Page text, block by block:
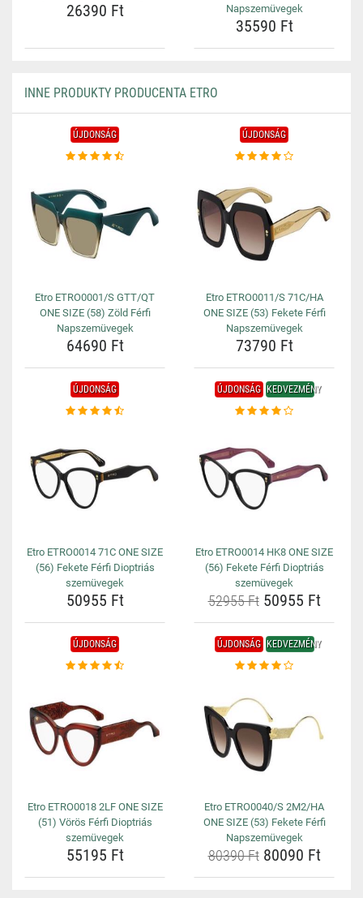
26390 Ft
Napszemüvegek
35590 Ft
INNE PRODUKTY PRODUCENTA ETRO
ÚJDONSÁG
Etro ETRO0001/S GTT/QT
ONE SIZE (58) Zöld Férfi
Napszemüvegek
64690 Ft
ÚJDONSÁG
Etro ETRO0011/S 71C/HA
ONE SIZE (53) Fekete Férfi
Napszemüvegek
73790 Ft
ÚJDONSÁG
Etro ETRO0014 71C ONE SIZE
(56) Fekete Férfi Dioptriás
szemüvegek
50955 Ft
ÚJDONSÁG KEDVEZMÉNY
Etro ETRO0014 HK8 ONE SIZE
(56) Fekete Férfi Dioptriás
szemüvegek
52955 Ft50955 Ft
ÚJDONSÁG
Etro ETRO0018 2LF ONE SIZE
(51) Vörös Férfi Dioptriás
szemüvegek
55195 Ft
ÚJDONSÁG KEDVEZMÉNY
Etro ETRO0040/S 2M2/HA
ONE SIZE (53) Fekete Férfi
Napszemüvegek
80390 Ft80090 Ft